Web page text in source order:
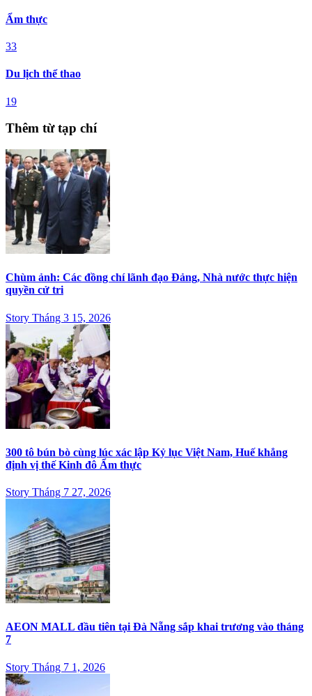
Ẩm thực
33
Du lịch thể thao
19
Thêm từ tạp chí
Chùm ảnh: Các đồng chí lãnh đạo Đảng, Nhà nước thực hiện
quyền cử tri
Story Tháng 3 15, 2026
300 tô bún bò cùng lúc xác lập Kỷ lục Việt Nam, Huế khẳng
định vị thế Kinh đô Ẩm thực
Story Tháng 7 27, 2026
AEON MALL đầu tiên tại Đà Nẵng sắp khai trương vào tháng
7
Story Tháng 7 1, 2026